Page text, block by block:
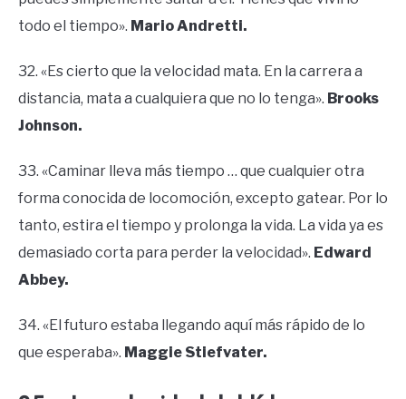
todo el tiempo». Mario Andretti.
32. «Es cierto que la velocidad mata. En la carrera a
distancia, mata a cualquiera que no lo tenga». Brooks
Johnson.
33. «Caminar lleva más tiempo … que cualquier otra
forma conocida de locomoción, excepto gatear. Por lo
tanto, estira el tiempo y prolonga la vida. La vida ya es
demasiado corta para perder la velocidad». Edward
Abbey.
34. «El futuro estaba llegando aquí más rápido de lo
que esperaba». Maggie Stiefvater.